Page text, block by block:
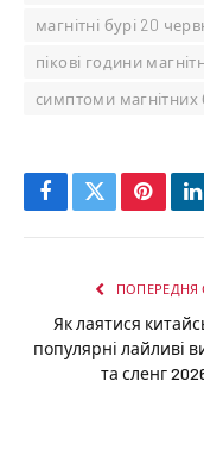
магнітні бурі 20
пікові години
симптоми магнітних
Facebook
Twitter
ПОПЕРЕДНЯ
Як лаятися
популярні лайливі
та сленг